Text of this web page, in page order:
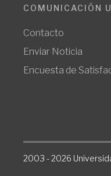
COMUNICACIÓN
Contacto
Enviar Noticia
Encuesta de
2003 - 2026